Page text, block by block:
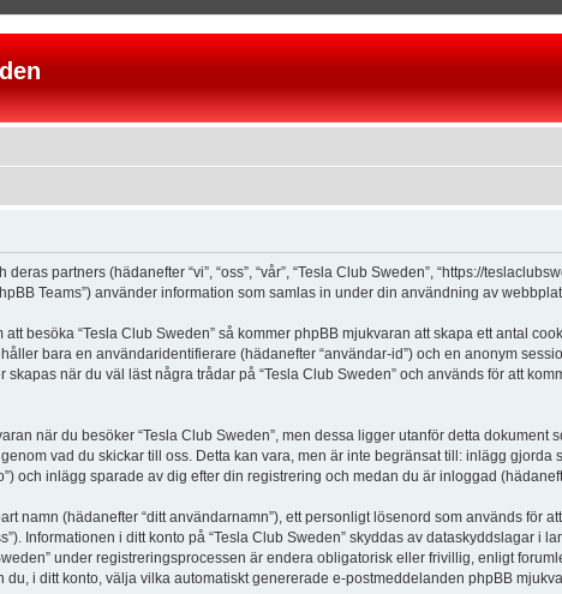
partners (hädanefter “vi”, “oss”, “vår”, “Tesla Club Sweden”, “https://
Teams”) använder information som samlas in under din användning av
besöka “Tesla Club Sweden” så kommer phpBB mjukvaran att skapa ett antal
bara en användaridentifierare (hädanefter “användar-id”) och en anonym
när du väl läst några trådar på “Tesla Club Sweden” och används för att
när du besöker “Tesla Club Sweden”, men dessa ligger utanför detta dokument
vad du skickar till oss. Detta kan vara, men är inte begränsat till: inlägg gjorda
och inlägg sparade av dig efter din registrering och medan du är inloggad
namn (hädanefter “ditt användarnamn”), ett personligt lösenord som används för
Informationen i ditt konto på “Tesla Club Sweden” skyddas av dataskyddslagar i
under registreringsprocessen är endera obligatorisk eller frivillig, enligt
i ditt konto, välja vilka automatiskt genererade e-postmeddelanden phpBB